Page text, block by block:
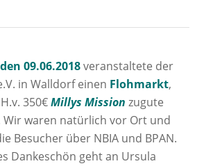
09.06.2018veranstaltete der
in Walldorf einen Flohmarkt,
350€Millys Mission zugute
waren natürlich vor Ort und
Besucher über NBIA und BPAN.
Dankeschön geht an Ursula